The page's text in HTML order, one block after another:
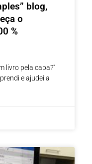
blog,
o
%
livro pela capa?”
e ajudei a